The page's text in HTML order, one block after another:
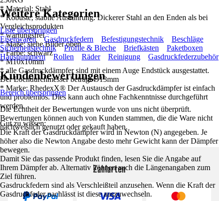
* Material: Stahl
* Robuste, stabile Ausführung. Dickerer Stahl an den Enden als bei
Vergleichsprodukten
* wartungsfrei
* Maße: siehe Bilder oben
* Farbe: schwarz
* M10x10mm
* alle Gasdruckdämpfer sind mit einem Auge Endstück ausgestattet.
Der Lochdurchmesser beträgt Ø13mm
* Marke: RhedexX® Der Austausch der Gasdruckdämpfer ist einfach
und problemlos. Dies kann auch ohne Fachkenntnisse durchgeführt
werden.
Gut zu wissen:
Die Kraft der Gasdruckdämpfer wird in Newton (N) angegeben. Je
höher also die Newton Angabe desto mehr Gewicht kann der Dämpfer
bewegen.
Damit Sie das passende Produkt finden, lesen Sie die Angabe auf
Ihrem Dämpfer ab. Alternativ können auch die Längenangaben zum
Ziel führen.
Gasdruckfedern sind als Verschleißteil anzusehen. Wenn die Kraft der
Gasdruckfeder nachlässt ist diese auszuwechseln.
Weitere Kategorien
Liste überspringen
Eisenwaren
Gasdruckfedern Befestigungstechnik
Beschläge
Sicherheitstechnik
Profile & Bleche Briefkästen
Paketboxen
Hausnummern
Rollen Räder Reinigung Gasdruckfederzubehör
Kundenbewertungen
Bereich überspringen
Die Echtheit der Bewertungen wurde von uns nicht überprüft.
Bewertungen können auch von Kunden stammen, die die Ware nicht
nachweislich genutzt oder gekauft haben.
Zahlarten